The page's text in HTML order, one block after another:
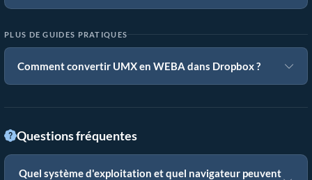
PLUS DE GUIDES PRATIQUES
Comment convertir UMX en WEBA dans Dropbox ?
Questions fréquentes
Quel système d'exploitation et quel navigateur peuvent